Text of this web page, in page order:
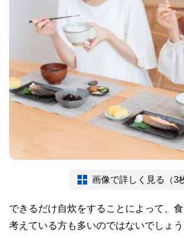
画像で詳しく見る（3
できるだけ自炊をすることによって、
考えている方も多いのではないでしょう